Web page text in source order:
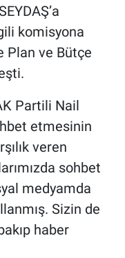
komisyona
Plan ve Bütçe
Partili Nail
etmesinin
veren
sohbet
medyamda
Sizin de
haber